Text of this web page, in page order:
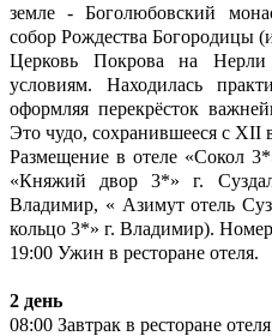
земле - Боголюбовский
собор Рождества Богородицы
Церковь Покрова на
условиям. Находилась
оформляя перекрёсток
Это чудо, сохранившееся с ХII
Размещение в отеле «Сокол
«Княжий двор 3*» г.
Владимир, « Азимут отель
кольцо 3*» г. Владимир).
19:00 Ужин в ресторане отеля.
2 день
08:00 Завтрак в ресторане